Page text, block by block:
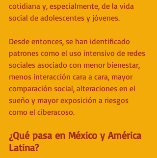
cotidiana y, especialmente, de la vida
social de adolescentes y jóvenes.
Desde entonces, se han identificado
patrones como el uso intensivo de redes
sociales asociado con menor bienestar,
menos interacción cara a cara, mayor
comparación social, alteraciones en el
sueño y mayor exposición a riesgos
como el ciberacoso.
¿Qué pasa en México y América
Latina?